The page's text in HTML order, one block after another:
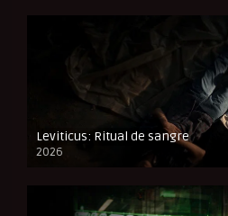
Leviticus: Ritual de sangre
2026
FULL HD